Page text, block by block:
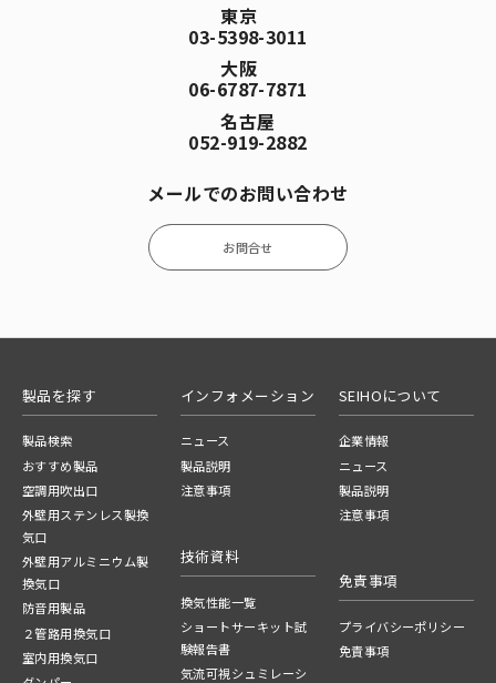
東京
03-5398-3011
大阪
06-6787-7871
名古屋
052-919-2882
メールでのお問い合わせ
お問合せ
製品を探す
製品検索
おすすめ製品
空調用吹出口
外壁用ステンレス製換
気口
外壁用アルミニウム製
換気口
防音用製品
２管路用換気口
室内用換気口
インフォメーション
ニュース
製品説明
注意事項
技術資料
換気性能一覧
ショートサーキット試
験報告書
気流可視シュミレーシ
SEIHOについて
企業情報
ニュース
製品説明
注意事項
免責事項
プライバシーポリシー
免責事項